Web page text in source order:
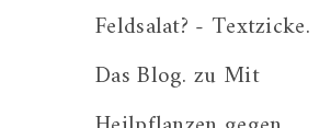
Feldsalat? - Textzicke.
Das Blog. zu Mit